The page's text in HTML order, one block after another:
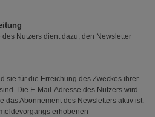
Nutzers dient dazu, den Newsletter
sie für die Erreichung des Zweckes ihrer
Die E-Mail-Adresse des Nutzers wird
das Abonnement des Newsletters aktiv ist.
erhobenen